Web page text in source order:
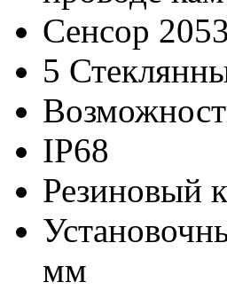
Сенсор 2053
5
IP68
Резиновый
мм